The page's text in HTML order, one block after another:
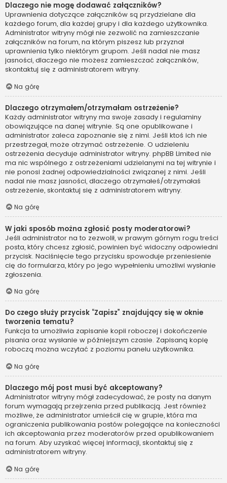
Dlaczego nie mogę dodawać załączników?
Uprawnienia dotyczące załączników są przydzielane dla
każdego forum, dla każdej grupy i dla każdego użytkownika.
Administrator witryny mógł nie zezwolić na zamieszczanie
załączników na forum, na którym piszesz lub przyznał
uprawnienia tylko niektórym grupom. Jeśli nadal nie masz
jasności, dlaczego nie możesz zamieszczać załączników,
skontaktuj się z administratorem witryny.
Na górę
Dlaczego otrzymałem/otrzymałam ostrzeżenie?
Każdy administrator witryny ma swoje zasady i regulaminy
obowiązujące na danej witrynie. Są one opublikowane i
administrator zaleca zapoznanie się z nimi. Jeśli ktoś ich nie
przestrzegał, może otrzymać ostrzeżenie. O udzieleniu
ostrzeżenia decyduje administrator witryny. phpBB Limited nie
ma nic wspólnego z ostrzeżeniami udzielanymi na tej witrynie i
nie ponosi żadnej odpowiedzialności związanej z nimi. Jeśli
nadal nie masz jasności, dlaczego otrzymałeś/otrzymałaś
ostrzeżenie, skontaktuj się z administratorem witryny.
Na górę
W jaki sposób można zgłosić posty moderatorowi?
Jeśli administrator na to zezwolił, w prawym górnym rogu treści
posta, który chcesz zgłosić, powinien być widoczny odpowiedni
przycisk. Naciśnięcie tego przycisku spowoduje przeniesienie
cię do formularza, który po jego wypełnieniu umożliwi wysłanie
zgłoszenia.
Na górę
Do czego służy przycisk “Zapisz” znajdujący się w oknie
tworzenia tematu?
Funkcja ta umożliwia zapisanie kopii roboczej i dokończenie
pisania oraz wysłanie w późniejszym czasie. Zapisaną kopię
roboczą można wczytać z poziomu panelu użytkownika.
Na górę
Dlaczego mój post musi być akceptowany?
Administrator witryny mógł zadecydować, że posty na danym
forum wymagają przejrzenia przed publikacją. Jest również
możliwe, że administrator umieścił cię w grupie, która ma
ograniczenia publikowania postów polegające na konieczności
ich akceptowania przez moderatorów przed opublikowaniem
na forum. Aby uzyskać więcej informacji, skontaktuj się z
administratorem witryny.
Na górę